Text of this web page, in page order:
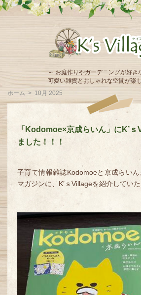
～ お庭作りやガーデニングが好き
可愛い雑貨とおしゃれな空間が楽
ホーム > 10月 2025
「Kodomoe×京成らいん」にK’
ました！！！
子育て情報雑誌Kodomoeと京成らい
マガジンに、K’ｓVillageを紹介してい